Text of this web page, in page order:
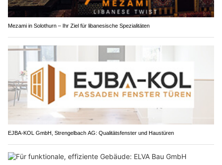
Mezami in Solothurn – Ihr Ziel für libanesische Spezialitäten
EJBA-KOL GmbH, Strengelbach AG: Qualitätsfenster und Haustüren